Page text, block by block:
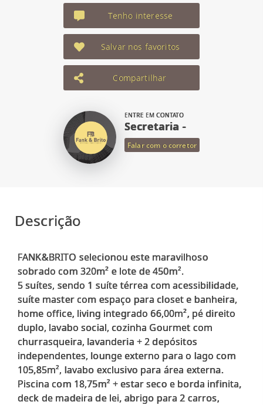
Tenho interesse
Salvar nos favoritos
Compartilhar
ENTRE EM CONTATO
Secretaria -
Falar com o corretor
Descrição
FANK&BRITO selecionou este maravilhoso
sobrado com 320m² e lote de 450m².
5 suítes, sendo 1 suíte térrea com acessibilidade,
suíte master com espaço para closet e banheira,
home office, living integrado 66,00m², pé direito
duplo, lavabo social, cozinha Gourmet com
churrasqueira, lavanderia + 2 depósitos
independentes, lounge externo para o lago com
105,85m², lavabo exclusivo para área externa.
Piscina com 18,75m² + estar seco e borda infinita,
deck de madeira de lei, abrigo para 2 carros,